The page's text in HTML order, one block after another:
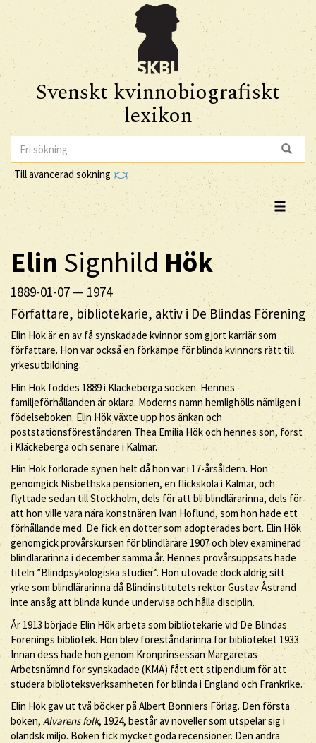
Svenskt kvinnobiografiskt
lexikon
Till avancerad sökning
Elin Signhild Hök
1889-01-07 — 1974
Författare, bibliotekarie, aktiv i De Blindas Förening
Elin Hök är en av få synskadade kvinnor som gjort karriär som
författare. Hon var också en förkämpe för blinda kvinnors rätt till
yrkesutbildning.
Elin Hök föddes 1889 i Kläckeberga socken. Hennes
familjeförhållanden är oklara. Moderns namn hemlighölls nämligen i
födelseboken. Elin Hök växte upp hos änkan och
poststationsföreståndaren Thea Emilia Hök och hennes son, först
i Kläckeberga och senare i Kalmar.
Elin Hök förlorade synen helt då hon var i 17-årsåldern. Hon
genomgick Nisbethska pensionen, en flickskola i Kalmar, och
flyttade sedan till Stockholm, dels för att bli blindlärarinna, dels för
att hon ville vara nära konstnären Ivan Hoflund, som hon hade ett
förhållande med. De fick en dotter som adopterades bort. Elin Hök
genomgick provårskursen för blindlärare 1907 och blev examinerad
blindlärarinna i december samma år. Hennes provårsuppsats hade
titeln ”Blindpsykologiska studier”. Hon utövade dock aldrig sitt
yrke som blindlärarinna då Blindinstitutets rektor Gustav Åstrand
inte ansåg att blinda kunde undervisa och hålla disciplin.
År 1913 började Elin Hök arbeta som bibliotekarie vid De Blindas
Förenings bibliotek. Hon blev föreståndarinna för biblioteket 1933.
Innan dess hade hon genom Kronprinsessan Margaretas
Arbetsnämnd för synskadade (KMA) fått ett stipendium för att
studera biblioteksverksamheten för blinda i England och Frankrike.
Elin Hök gav ut två böcker på Albert Bonniers Förlag. Den första
boken, Alvarens folk, 1924, består av noveller som utspelar sig i
öländsk miljö. Boken fick mycket goda recensioner. Den andra